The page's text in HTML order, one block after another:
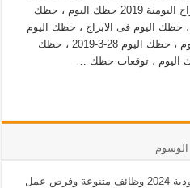
جاكلين عقيقي جط برجك اليوم الأبراج اليومية 2019 حظك اليوم ، حظك
حظك اليوم فى الابراج ، حظك اليوم
28/3/2019 ، حظك اليوم ، حظك اليوم ، حظك اليوم 28-3-2019 ، حظك
الوسوم
وظائف في السعودية 2024 وظائف متنوعة وفرص عمل